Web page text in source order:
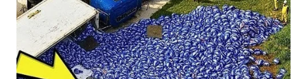
WN
PRIANGAN
TIMUR